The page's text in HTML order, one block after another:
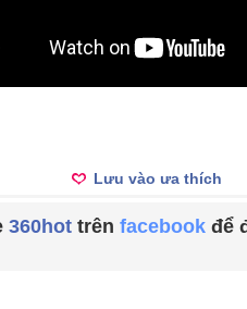
Lưu vào ưa thích
360hottrên facebookđể